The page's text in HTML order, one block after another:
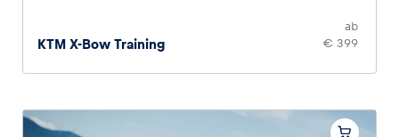
KTM X-Bow Training
ab
€ 399